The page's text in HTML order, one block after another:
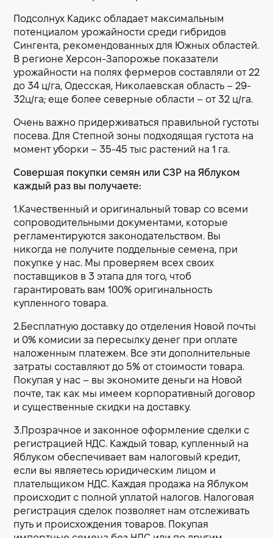
Подсолнух Кадикс обладает максимальным
потенциалом урожайности среди гибридов
Сингента, рекомендованных для Южных областей.
В регионе Херсон-Запорожье показатели
урожайности на полях фермеров составляли от 22
до 34 ц/га, Одесская, Николаевская область – 29-
32ц/га; еще более северные области – от 32 ц/га.
Очень важно придерживаться правильной густоты
посева. Для Степной зоны подходящая густота на
момент уборки – 35-45 тыс растений на 1 га.
Совершая покупки семян или СЗР на Яблуком
каждый раз вы получаете:
1.Качественный и оригинальный товар со всеми
сопроводительными документами, которые
регламентируются законодательством. Вы
никогда не получите поддельные семена, при
покупке у нас. Мы проверяем всех своих
поставщиков в 3 этапа для того, чтоб
гарантировать вам 100% оригинальность
купленного товара.
2.Бесплатную доставку до отделения Новой почты
и 0% комисии за пересылку денег при оплате
наложенным платежем. Все эти дополнительные
затраты составляют до 5% от стоимости товара.
Покупая у нас – вы экономите деньги на Новой
почте, так как мы имеем корпоративный договор
и существенные скидки на доставку.
3.Прозрачное и законное оформление сделки с
регистрацией НДС. Каждый товар, купленный на
Яблуком обеспечивает вам налоговый кредит,
если вы являетесь юридическим лицом и
плательщиком НДС. Каждая продажа на Яблуком
происходит с полной уплатой налогов. Налоговая
регистрация сделок позволяет нам отслеживать
путь и происхождения товаров. Покупая